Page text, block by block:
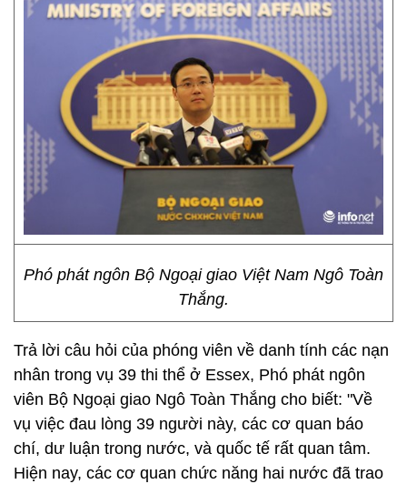
Phó phát ngôn Bộ Ngoại giao Việt Nam Ngô Toàn
Thắng.
Trả lời câu hỏi của phóng viên về danh tính các nạn
nhân trong vụ 39 thi thể ở Essex, Phó phát ngôn
viên Bộ Ngoại giao Ngô Toàn Thắng cho biết: "Về
vụ việc đau lòng 39 người này, các cơ quan báo
chí, dư luận trong nước, và quốc tế rất quan tâm.
Hiện nay, các cơ quan chức năng hai nước đã trao